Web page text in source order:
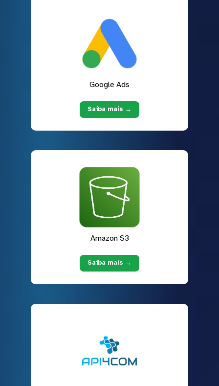
Google Ads
Saiba mais →
Amazon S3
Saiba mais →